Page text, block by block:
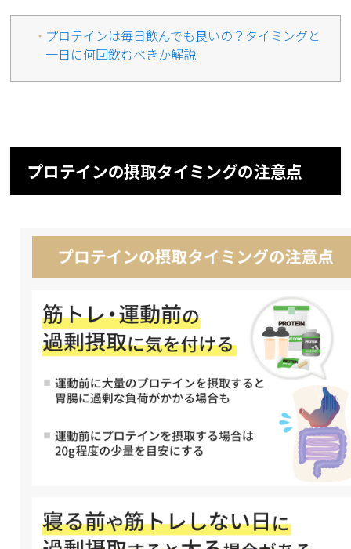
プロテインは毎日飲んでも良いの？タイミングと
一日に何回飲むべきか解説
プロテインの摂取タイミングの注意点